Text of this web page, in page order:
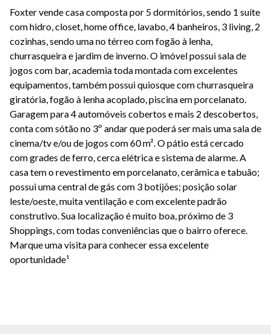
Foxter vende casa composta por 5 dormitórios, sendo 1 suíte
com hidro, closet, home office, lavabo, 4 banheiros, 3 living, 2
cozinhas, sendo uma no térreo com fogão à lenha,
churrasqueira e jardim de inverno. O imóvel possui sala de
jogos com bar, academia toda montada com excelentes
equipamentos, também possui quiosque com churrasqueira
giratória, fogão à lenha acoplado, piscina em porcelanato.
Garagem para 4 automóveis cobertos e mais 2 descobertos,
conta com sótão no 3º andar que poderá ser mais uma sala de
cinema/tv e/ou de jogos com 60 m². O pátio está cercado
com grades de ferro, cerca elétrica e sistema de alarme. A
casa tem o revestimento em porcelanato, cerâmica e tabuão;
possui uma central de gás com 3 botijões; posição solar
leste/oeste, muita ventilação e com excelente padrão
construtivo. Sua localização é muito boa, próximo de 3
Shoppings, com todas conveniências que o bairro oferece.
Marque uma visita para conhecer essa excelente
oportunidade¹